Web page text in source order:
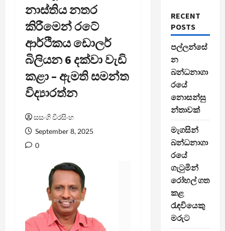
නාස්තිය නතර
කිරීමෙන් රටේ
ආර්ථිකය ඩොලර්
බිලියන 6 දක්වා වැඩි
කළා – ඇමති සමන්ත
විද්‍යාරත්න
සසංගි වීරසිංහ
September 8, 2025
0
RECENT
POSTS
පල්ලන්සේ
න
බන්ධනාගා
රයේ
නොසන්සු
න්තාවක්
මැගසින්
බන්ධනාගා
රයේ
ගැටුමින්
රෝහල් ගත
කළ
රැඳවියෙකු
මරුට